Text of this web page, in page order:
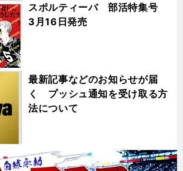
スポルティーバ 部活特集号
3月16日発売
最新記事などのお知らせが届
く プッシュ通知を受け取る方
法について